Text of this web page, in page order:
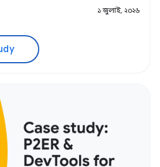
১ জুলাই, ২০২৬